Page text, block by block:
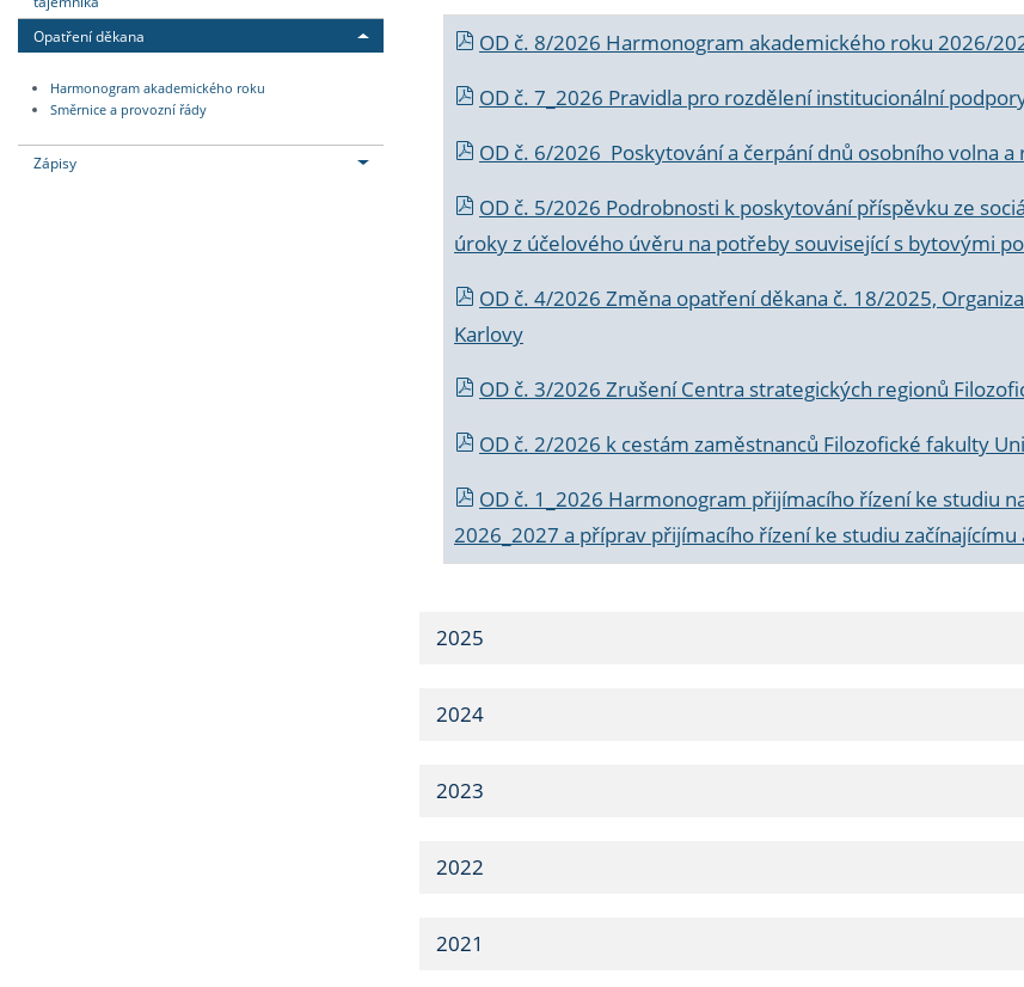
Opatření děkana
Harmonogram akademického roku
Směrnice a provozní řády
Zápisy
OD č. 8/2026 Harmonogram akademického roku 2026/
OD č. 7_2026 Pravidla pro rozdělení institucionální
OD č. 6/2026 Poskytování a čerpání dnů osobního volna
OD č. 5/2026 Podrobnosti k poskytování příspěvku ze
úroky z účelového úvěru na potřeby související s bytovými
OD č. 4/2026 Změna opatření děkana č. 18/2025,
Karlovy
OD č. 3/2026 Zrušení Centra strategických regionů
OD č. 2/2026 k cestám zaměstnanců Filozofické fakulty
OD č. 1_2026 Harmonogram přijímacího řízení ke studiu
2026_2027 a příprav přijímacího řízení ke studiu
2025
2024
2023
2022
2021